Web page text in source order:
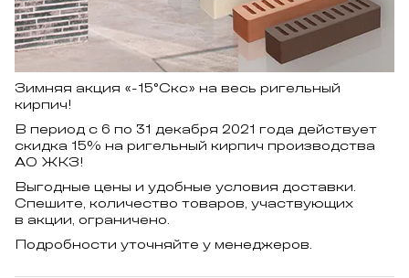
Зимняя акция «-15°Скс» на весь ригельный
кирпич!
В период с 6 по 31 декабря 2021 года действует
скидка 15% на ригельный кирпич производства
АО ЖКЗ!
Выгодные цены и удобные условия доставки.
Спешите, количество товаров, участвующих
в акции, ограничено.
Подробности уточняйте у менеджеров.